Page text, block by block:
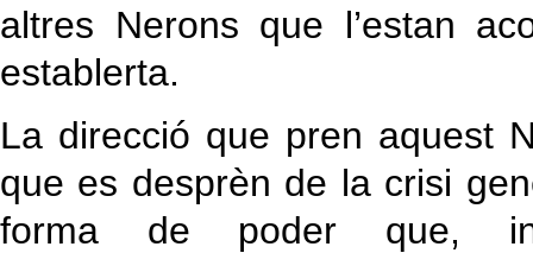
altres Nerons que l’estan
establerta.
La direcció que pren aquest
que es desprèn de la crisi
forma de poder que,